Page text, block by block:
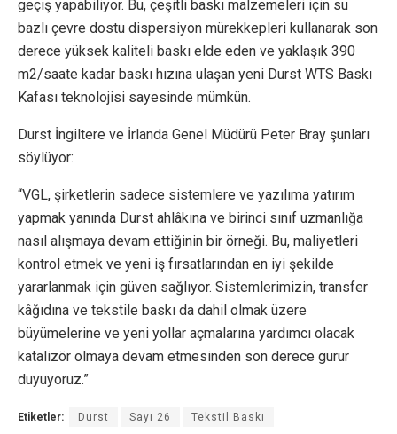
geçiş yapabiliyor. Bu, çeşitli baskı malzemeleri için su
bazlı çevre dostu dispersiyon mürekkepleri kullanarak son
derece yüksek kaliteli baskı elde eden ve yaklaşık 390
m2/saate kadar baskı hızına ulaşan yeni Durst WTS Baskı
Kafası teknolojisi sayesinde mümkün.
Durst İngiltere ve İrlanda Genel Müdürü Peter Bray şunları
söylüyor:
“VGL, şirketlerin sadece sistemlere ve yazılıma yatırım
yapmak yanında Durst ahlâkına ve birinci sınıf uzmanlığa
nasıl alışmaya devam ettiğinin bir örneği. Bu, maliyetleri
kontrol etmek ve yeni iş fırsatlarından en iyi şekilde
yararlanmak için güven sağlıyor. Sistemlerimizin, transfer
kâğıdına ve tekstile baskı da dahil olmak üzere
büyümelerine ve yeni yollar açmalarına yardımcı olacak
katalizör olmaya devam etmesinden son derece gurur
duyuyoruz.”
Etiketler: Durst Sayı 26 Tekstil Baskı